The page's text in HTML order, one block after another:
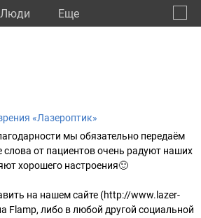
Люди Eще
«Лазероптик»
мы обязательно передаём
от пациентов очень радуют наших
хорошего настроения🙂
на нашем сайте (http://www.lazer-
Flamp, либо в любой другой социальной